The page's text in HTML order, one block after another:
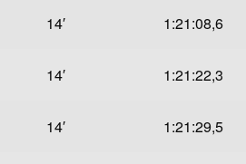
14′ 1:21:08,6
14′ 1:21:22,3
14′ 1:21:29,5